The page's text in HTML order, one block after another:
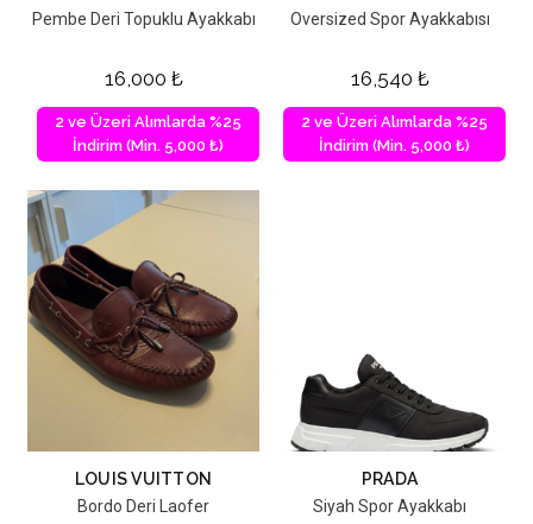
Pembe Deri Topuklu Ayakkabı
16,000 ₺
2 ve Üzeri Alımlarda %25
İndirim (Min. 5,000 ₺)
Oversized Spor Ayakkabısı
16,540 ₺
2 ve Üzeri Alımlarda %25
İndirim (Min. 5,000 ₺)
LOUIS VUITTON
Bordo Deri Laofer
PRADA
Siyah Spor Ayakkabı